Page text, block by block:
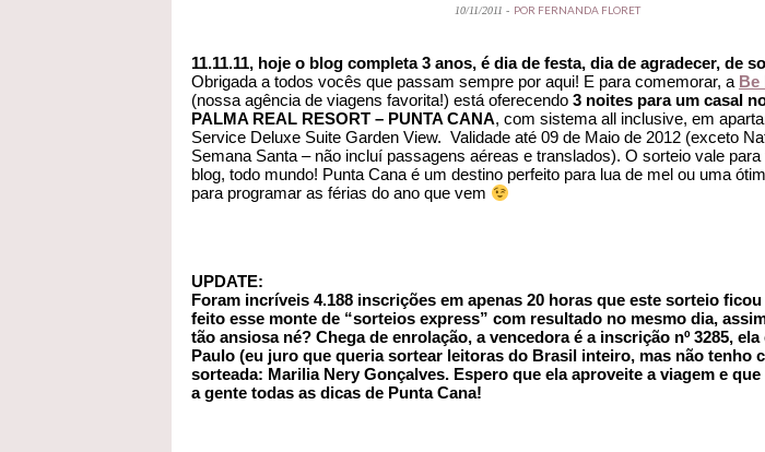
10/11/2011 - POR FERNANDA FLORET
11.11.11, hoje o blog completa 3 anos, é dia de festa, dia de agradecer, de
Obrigada a todos vocês que passam sempre por aqui! E para comemorar, a Be
(nossa agência de viagens favorita!) está oferecendo 3 noites para um casal
PALMA REAL RESORT – PUNTA CANA, com sistema all inclusive, em
Service Deluxe Suite Garden View. Validade até 09 de Maio de 2012 (exceto
Semana Santa – não incluí passagens aéreas e translados). O sorteio vale
blog, todo mundo! Punta Cana é um destino perfeito para lua de mel ou uma
para programar as férias do ano que vem
UPDATE:
Foram incríveis 4.188 inscrições em apenas 20 horas que este sorteio
feito esse monte de “sorteios express” com resultado no mesmo dia,
tão ansiosa né? Chega de enrolação, a vencedora é a inscrição nº 3285, ela
Paulo (eu juro que queria sortear leitoras do Brasil inteiro, mas não tenho
sorteada: Marilia Nery Gonçalves. Espero que ela aproveite a viagem e
a gente todas as dicas de Punta Cana!